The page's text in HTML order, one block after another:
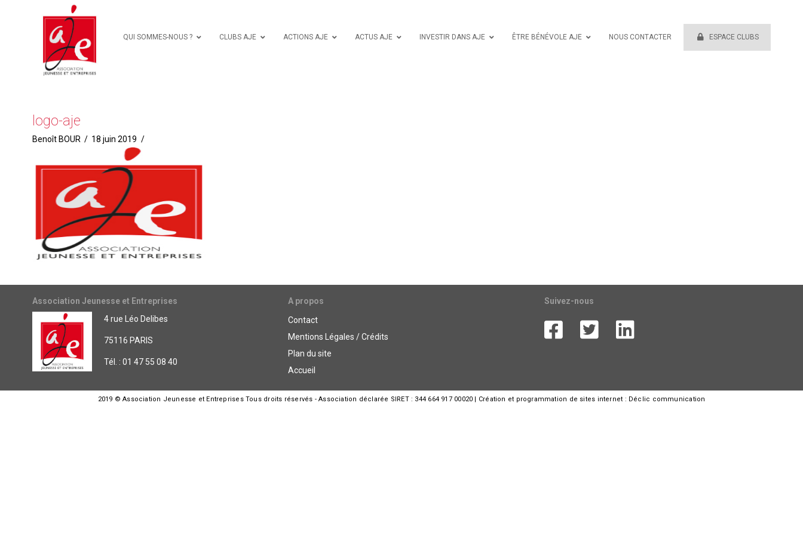
QUI SOMMES-NOUS ? CLUBS AJE ACTIONS AJE ACTUS AJE INVESTIR DANS AJE ÊTRE BÉNÉVOLE AJE NOUS CONTACTER ESPACE CLUBS
logo-aje
Benoît BOUR 18 juin 2019
Association Jeunesse et Entreprises
4 rue Léo Delibes
75116 PARIS
Tél. : 01 47 55 08 40
A propos
Contact
Mentions Légales / Crédits
Plan du site
Accueil
Suivez-nous
2019 © Association Jeunesse et Entreprises Tous droits réservés - Association déclarée SIRET : 344 664 917 00020 | Création et programmation de sites internet : Déclic communication